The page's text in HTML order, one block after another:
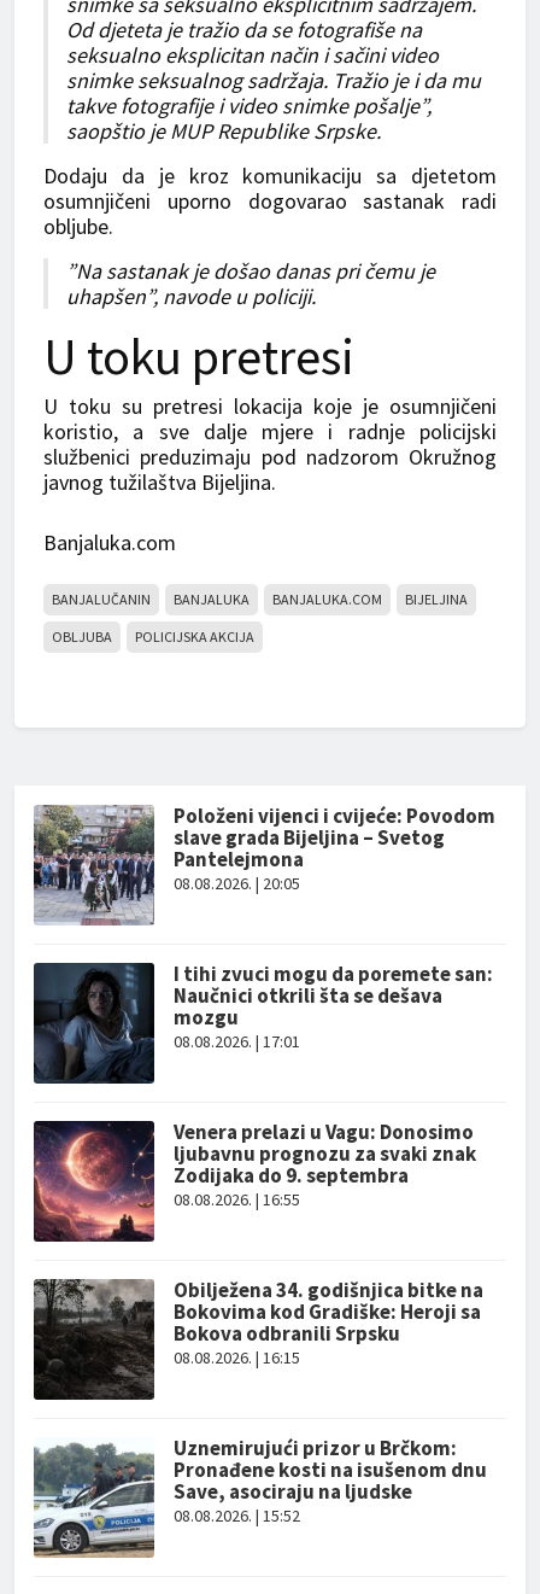
Od djeteta je tražio da se fotografiše na
seksualno eksplicitan način i sačini video
snimke seksualnog sadržaja. Tražio je i da mu
takve fotografije i video snimke pošalje”,
saopštio je MUP Republike Srpske.
Dodaju da je kroz komunikaciju sa djetetom
osumnjičeni uporno dogovarao sastanak radi
obljube.
”Na sastanak je došao danas pri čemu je
uhapšen”, navode u policiji.
U toku pretresi
U toku su pretresi lokacija koje je osumnjičeni
koristio, a sve dalje mjere i radnje policijski
službenici preduzimaju pod nadzorom Okružnog
javnog tužilaštva Bijeljina.
Banjaluka.com
BANJALUČANIN BANJALUKA BANJALUKA.COM BIJELJINA
OBLJUBA POLICIJSKA AKCIJA
Položeni vijenci i cvijeće: Povodom
slave grada Bijeljina – Svetog
Pantelejmona
08.08.2026. | 20:05
I tihi zvuci mogu da poremete san:
Naučnici otkrili šta se dešava
mozgu
08.08.2026. | 17:01
Venera prelazi u Vagu: Donosimo
ljubavnu prognozu za svaki znak
Zodijaka do 9. septembra
08.08.2026. | 16:55
Obilježena 34. godišnjica bitke na
Bokovima kod Gradiške: Heroji sa
Bokova odbranili Srpsku
08.08.2026. | 16:15
Uznemirujući prizor u Brčkom:
Pronađene kosti na isušenom dnu
Save, asociraju na ljudske
08.08.2026. | 15:52